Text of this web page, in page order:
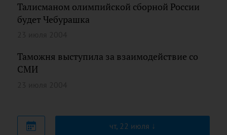
Талисманом олимпийской сборной России
будет Чебурашка
Таможня выступила за взаимодействие со
СМИ
чт, 22 июля